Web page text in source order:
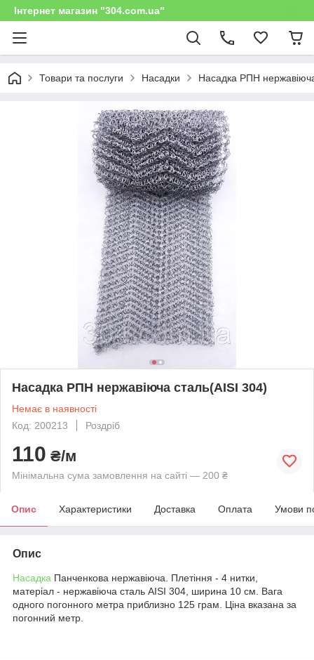
Інтернет магазин "304.com.ua"
Товари та послуги Насадки Насадка РПН
Насадка РПН нержавіюча сталь(AISI 304)
Немає в наявності
Код: 200213
Роздріб
110 ₴/м
Мінімальна сума замовлення на сайті — 200 ₴
Опис Характеристики Доставка Оплата Умови
Опис
Насадка Панченкова нержавіюча. Плетіння - 4 нитки,
матеріал - нержавіюча сталь AISI 304, ширина 10 см. Вага
одного погонного метра приблизно 125 грам. Ціна вказана за
погонний метр.